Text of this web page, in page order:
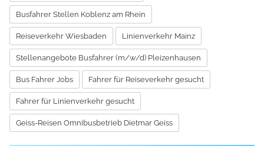
Busfahrer Stellen Koblenz am Rhein
Reiseverkehr Wiesbaden Linienverkehr Mainz
Stellenangebote Busfahrer (m/w/d) Pleizenhausen
Bus Fahrer Jobs Fahrer für Reiseverkehr gesucht
Fahrer für Linienverkehr gesucht
Geiss-Reisen Omnibusbetrieb Dietmar Geiss